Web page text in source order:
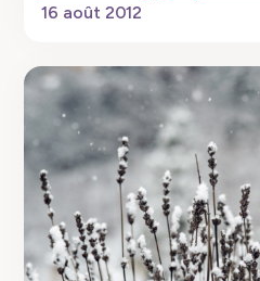
16 août 2012